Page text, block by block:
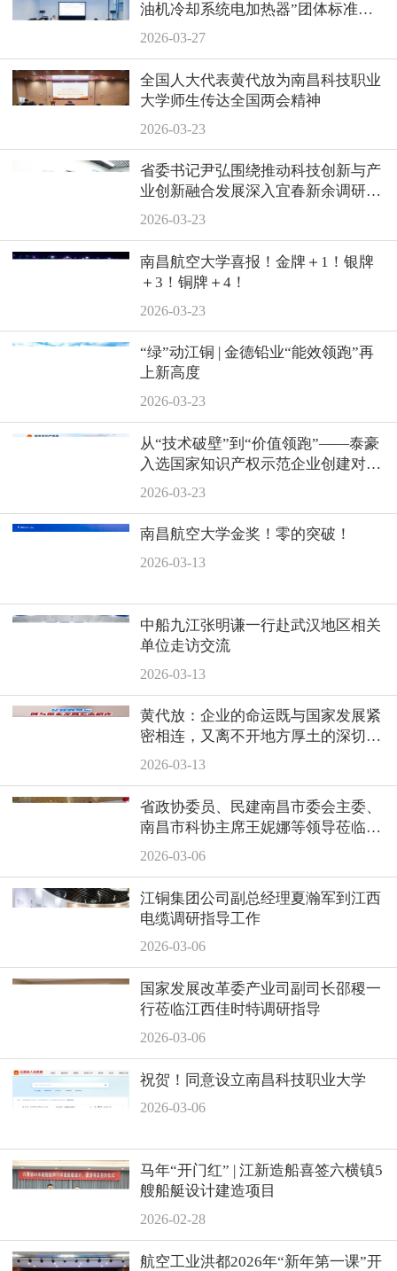
油机冷却系统电加热器”团体标准正
式发布！
2026-03-27
全国人大代表黄代放为南昌科技职业
大学师生传达全国两会精神
2026-03-23
省委书记尹弘围绕推动科技创新与产
业创新融合发展深入宜春新余调研，
走访我会会员单位宝顺昌
2026-03-23
南昌航空大学喜报！金牌＋1！银牌
＋3！铜牌＋4！
2026-03-23
“绿”动江铜 | 金德铅业“能效领跑”再
上新高度
2026-03-23
从“技术破壁”到“价值领跑”——泰豪
入选国家知识产权示范企业创建对象
名单
2026-03-23
南昌航空大学金奖！零的突破！
2026-03-13
中船九江张明谦一行赴武汉地区相关
单位走访交流
2026-03-13
黄代放：企业的命运既与国家发展紧
密相连，又离不开地方厚土的深切滋
养
2026-03-13
省政协委员、民建南昌市委会主委、
南昌市科协主席王妮娜等领导莅临耀
康智能公司参观指导
2026-03-06
江铜集团公司副总经理夏瀚军到江西
电缆调研指导工作
2026-03-06
国家发展改革委产业司副司长邵稷一
行莅临江西佳时特调研指导
2026-03-06
祝贺！同意设立南昌科技职业大学
2026-03-06
马年“开门红” | 江新造船喜签六横镇5
艘船艇设计建造项目
2026-02-28
航空工业洪都2026年“新年第一课”开